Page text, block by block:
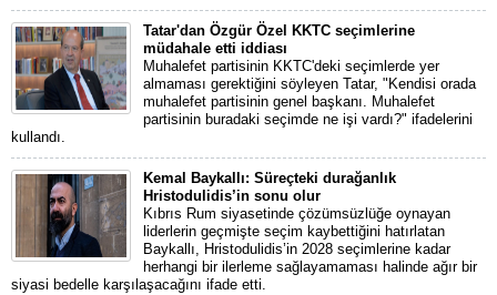
Tatar'dan Özgür Özel KKTC seçimlerine
müdahale etti iddiası
Muhalefet partisinin KKTC'deki seçimlerde yer
almaması gerektiğini söyleyen Tatar, "Kendisi orada
muhalefet partisinin genel başkanı. Muhalefet
partisinin buradaki seçimde ne işi vardı?" ifadelerini
kullandı.
Kemal Baykallı: Süreçteki durağanlık
Hristodulidis’in sonu olur
Kıbrıs Rum siyasetinde çözümsüzlüğe oynayan
liderlerin geçmişte seçim kaybettiğini hatırlatan
Baykallı, Hristodulidis’in 2028 seçimlerine kadar
herhangi bir ilerleme sağlayamaması halinde ağır bir
siyasi bedelle karşılaşacağını ifade etti.